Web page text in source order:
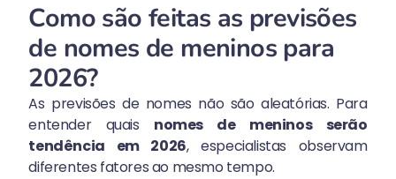
Como são feitas as previsões
de nomes de meninos para
2026?
As previsões de nomes não são aleatórias. Para
entender quais nomes de meninos serão
tendência em 2026, especialistas observam
diferentes fatores ao mesmo tempo.